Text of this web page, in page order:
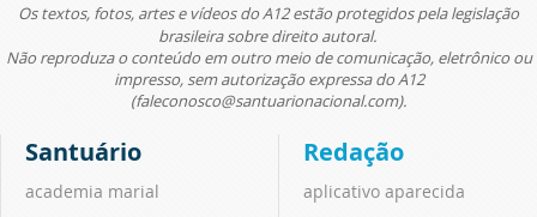
Os textos, fotos, artes e vídeos do A12 estão protegidos pela legislação
brasileira sobre direito autoral.
Não reproduza o conteúdo em outro meio de comunicação, eletrônico ou
impresso, sem autorização expressa do A12
(faleconosco@santuarionacional.com).
Santuário
academia marial
Redação
aplicativo aparecida